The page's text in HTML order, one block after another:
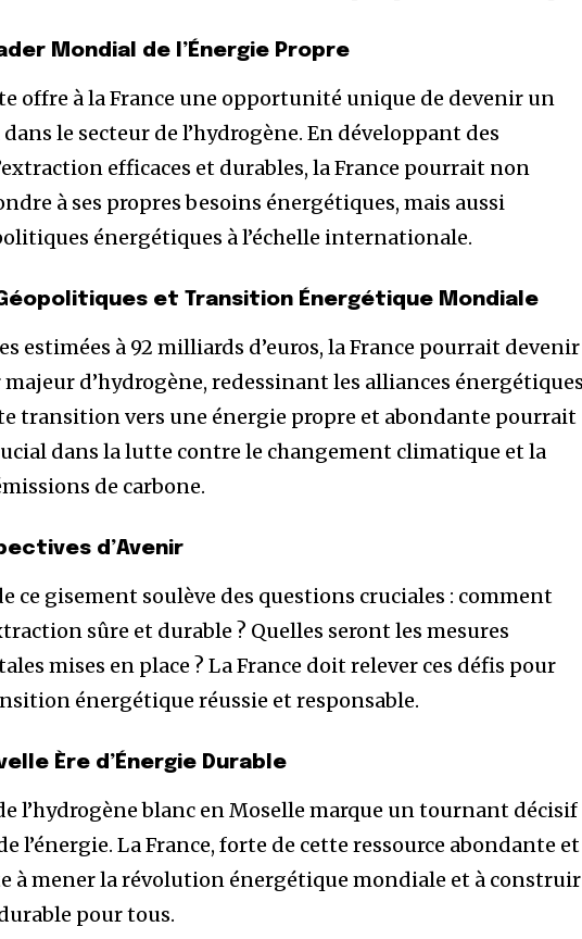
Mondial de l’Énergie Propre
offre à la France une opportunité unique de devenir un
le secteur de l’hydrogène. En développant des
efficaces et durables, la France pourrait non
à ses propres besoins énergétiques, mais aussi
énergétiques à l’échelle internationale.
et Transition Énergétique Mondiale
estimées à 92 milliards d’euros, la France pourrait devenir
d’hydrogène, redessinant les alliances
transition vers une énergie propre et abondante pourrait
dans la lutte contre le changement climatique et la
de carbone.
d’Avenir
ce gisement soulève des questions cruciales : comment
sûre et durable ? Quelles seront les mesures
mises en place ? La France doit relever ces défis pour
énergétique réussie et responsable.
Ère d’Énergie Durable
l’hydrogène blanc en Moselle marque un tournant décisif
l’énergie. La France, forte de cette ressource abondante et
à mener la révolution énergétique mondiale et à
pour tous.